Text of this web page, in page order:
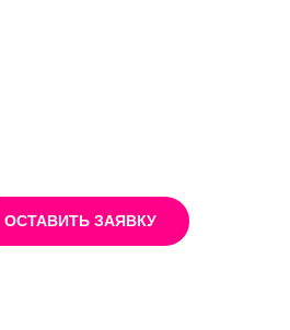
ОСТАВИТЬ ЗАЯВКУ